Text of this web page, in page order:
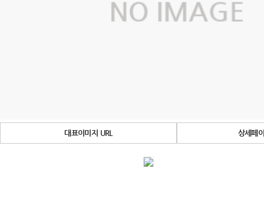
대표이미지 URL 상세페